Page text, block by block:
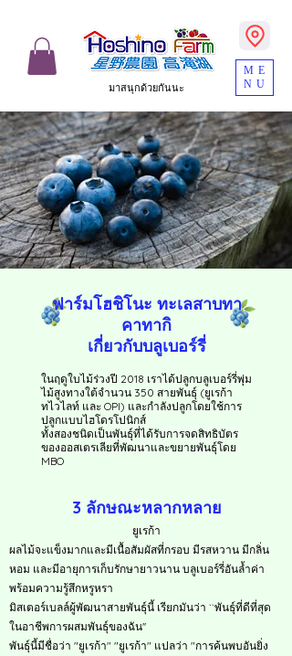
มาสนุกด้วยกันนะ
ME
NU
​ฟาร์มโฮชิโนะ ทะเลสาบทา
คาทากิ
เกี่ยวกับบลูเบอร์รี่
ในฤดูใบไม้ร่วงปี 2018 เราได้ปลูกบลูเบอร์รี่พุ่ม
ไม้สูงทางใต้จำนวน 350 สายพันธุ์ (ยูเรก้า
ทไวไลท์ และ OPI) และกำลังปลูกโดยใช้การ
ปลูกแบบไฮโดรโปนิกส์
ทั้งสองชนิดเป็นพันธุ์ที่ได้รับการจดสิทธิบัตร
ของออสเตรเลียที่พัฒนาและขยายพันธุ์โดย
MBO
​3 ลักษณะหลากหลาย
ยูเรก้า
ผลไม้จะแข็งมากและมีเนื้อสัมผัสที่กรอบ มีรสหวาน มีกลิ่น
หอม และมีอายุการเก็บรักษายาวนาน บลูเบอร์รี่อันล้ำค่า
พร้อมความรู้สึกหรูหรา
มิสเตอร์เบลล์ผู้พัฒนาสายพันธุ์นี้ เรียกมันว่า ``พันธุ์ที่ดีที่สุด
ในอาชีพการผสมพันธุ์ของฉัน''
พันธุ์นี้มีชื่อว่า "ยูเรก้า" "ยูเรก้า" แปลว่า "การค้นพบอันยิ่ง